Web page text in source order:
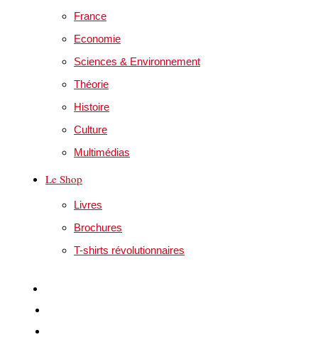
France
Economie
Sciences & Environnement
Théorie
Histoire
Culture
Multimédias
Le Shop
Livres
Brochures
T-shirts révolutionnaires